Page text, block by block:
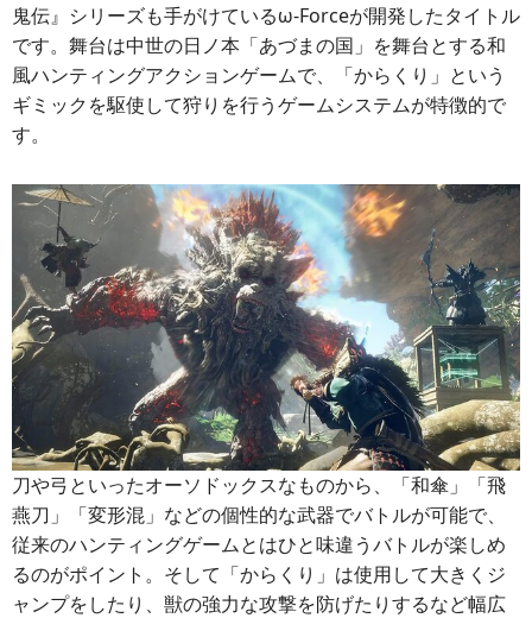
鬼伝』シリーズも手がけているω-Forceが開発したタイトル
です。舞台は中世の日ノ本「あづまの国」を舞台とする和
風ハンティングアクションゲームで、「からくり」という
ギミックを駆使して狩りを行うゲームシステムが特徴的で
す。
刀や弓といったオーソドックスなものから、「和傘」「飛
燕刀」「変形混」などの個性的な武器でバトルが可能で、
従来のハンティングゲームとはひと味違うバトルが楽しめ
るのがポイント。そして「からくり」は使用して大きくジ
ャンプをしたり、獣の強力な攻撃を防げたりするなど幅広